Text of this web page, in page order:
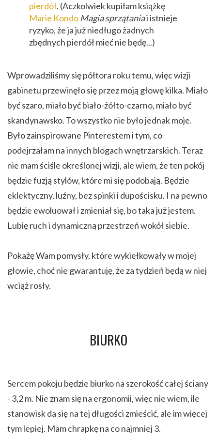
pierdół. (Aczkolwiek kupiłam książkę
Marie KondoMagia sprzątaniai istnieje
ryzyko, że ja już niedługo żadnych
zbędnych pierdół mieć nie będę...)
Wprowadziliśmy się półtora roku temu, więc wizji
gabinetu przewinęło się przez moją głowę kilka. Miało
być szaro, miało być biało-żółto-czarno, miało być
skandynawsko. To wszystko nie było jednak moje.
Było zainspirowane Pinterestem i tym, co
podejrzałam na innych blogach wnętrzarskich. Teraz
nie mam ściśle określonej wizji, ale wiem, że ten pokój
będzie fuzją stylów, które mi się podobają. Będzie
eklektyczny, luźny, bez spinki i dupościsku. I na pewno
będzie ewoluował i zmieniał się, bo taka już jestem.
Lubię ruch i dynamiczną przestrzeń wokół siebie.
Pokażę Wam pomysły, które wykiełkowały w mojej
głowie, choć nie gwarantuję, że za tydzień będą w niej
wciąż rosły.
BIURKO
Sercem pokoju będzie biurko na szerokość całej ściany
- 3,2 m. Nie znam się na ergonomii, więc nie wiem, ile
stanowisk da się na tej długości zmieścić, ale im więcej
tym lepiej. Mam chrapkę na co najmniej 3.